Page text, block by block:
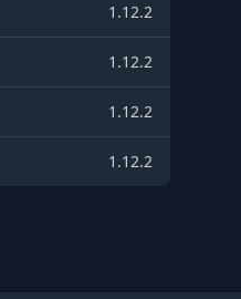
1.12.2
1.12.2
1.12.2
1.12.2